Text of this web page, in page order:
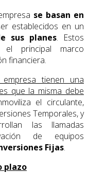
se basan en
establecidos en un
sus planes. Estos
el principal marco
financiera.
tienen una
que la misma debe
el circulante,
Temporales, y
las llamadas
de equipos
Fijas.
plazo